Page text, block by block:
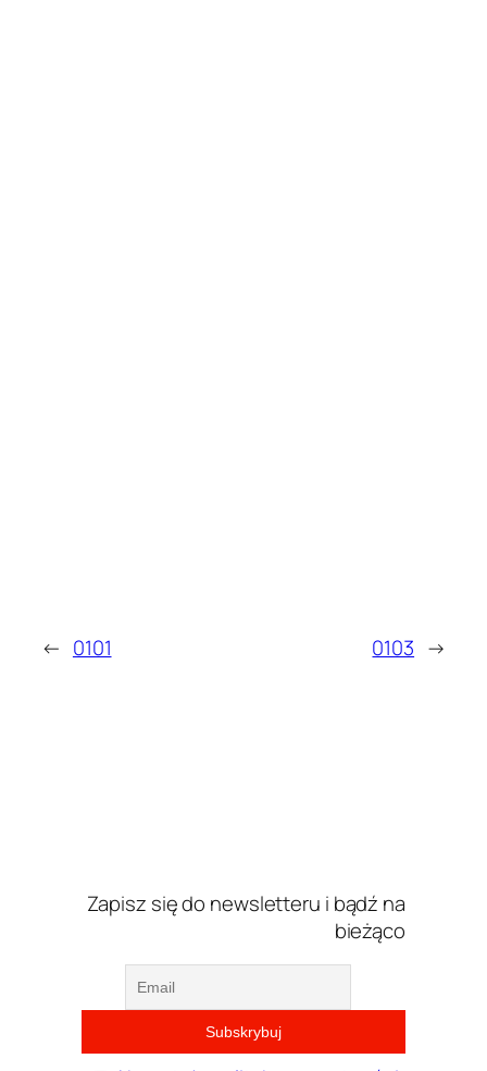
← 0101 0103 →
Zapisz się do newsletteru i bądź na
bieżąco